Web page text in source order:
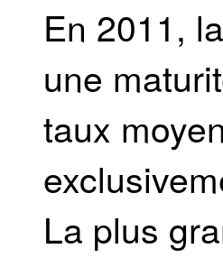
En 2011,
une
taux
La plus